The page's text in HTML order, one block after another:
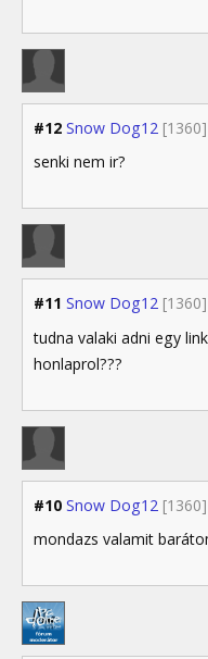
#12 Snow Dog12 [1360]
senki nem ir?
#11 Snow Dog12 [1360]
tudna valaki adni egy
honlaprol???
#10 Snow Dog12 [1360]
mondazs valamit